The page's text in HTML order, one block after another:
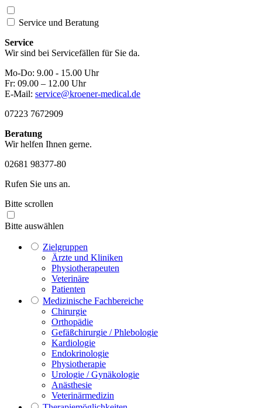
Service und Beratung
Service
Wir sind bei Servicefällen für Sie da.
Mo-Do: 9.00 - 15.00 Uhr
Fr: 09.00 – 12.00 Uhr
E-Mail: service@kroener-medical.de
07223 7672909
Beratung
Wir helfen Ihnen gerne.
02681 98377-80
Rufen Sie uns an.
Bitte scrollen
Bitte auswählen
Zielgruppen
Ärzte und Kliniken
Physiotherapeuten
Veterinäre
Patienten
Medizinische Fachbereiche
Chirurgie
Orthopädie
Gefäßchirurgie / Phlebologie
Kardiologie
Endokrinologie
Physiotherapie
Urologie / Gynäkologie
Anästhesie
Veterinärmedizin